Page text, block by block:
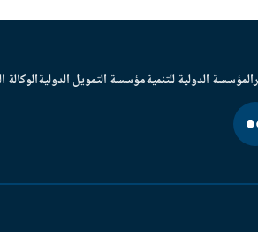
المؤسسة الدولية للتنميةمؤسسة التمويل الدولية